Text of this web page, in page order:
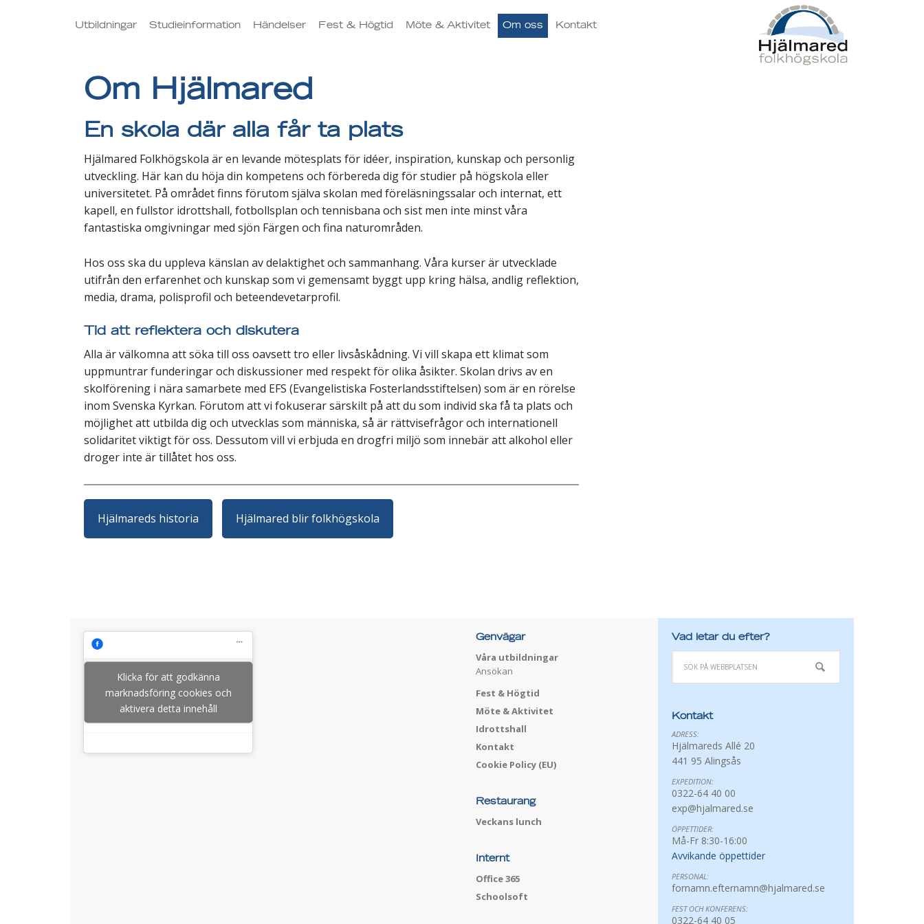
Utbildningar Studieinformation Händelser Fest & Högtid Möte & Aktivitet Om oss Kontakt
Om Hjälmared
En skola där alla får ta plats
Hjälmared Folkhögskola är en levande mötesplats för idéer, inspiration, kunskap och personlig
utveckling. Här kan du höja din kompetens och förbereda dig för studier på högskola eller
universitetet. På området finns förutom själva skolan med föreläsningssalar och internat, ett
kapell, en fullstor idrottshall, fotbollsplan och tennisbana och sist men inte minst våra
fantastiska omgivningar med sjön Färgen och fina naturområden.
Hos oss ska du uppleva känslan av delaktighet och sammanhang. Våra kurser är utvecklade
utifrån den erfarenhet och kunskap som vi gemensamt byggt upp kring hälsa, andlig reflektion,
media, drama, polisprofil och beteendevetarprofil.
Tid att reflektera och diskutera
Alla är välkomna att söka till oss oavsett tro eller livsåskådning. Vi vill skapa ett klimat som
uppmuntrar funderingar och diskussioner med respekt för olika åsikter. Skolan drivs av en
skolförening i nära samarbete med EFS (Evangelistiska Fosterlandsstiftelsen) som är en rörelse
inom Svenska Kyrkan. Förutom att vi fokuserar särskilt på att du som individ ska få ta plats och
möjlighet att utbilda dig och utvecklas som människa, så är rättvisefrågor och internationell
solidaritet viktigt för oss. Dessutom vill vi erbjuda en drogfri miljö som innebär att alkohol eller
droger inte är tillåtet hos oss.
Hjälmareds historia Hjälmared blir folkhögskola
Klicka för att godkänna
marknadsföring cookies och
aktivera detta innehåll
Genvägar
Våra utbildningar
Ansökan
Fest & Högtid
Möte & Aktivitet
Idrottshall
Kontakt
Cookie Policy (EU)
Restaurang
Veckans lunch
Internt
Office 365
Schoolsoft
Vad letar du efter?
Kontakt
ADRESS:
Hjälmareds Allé 20
441 95 Alingsås
EXPEDITION:
0322-64 40 00
exp@hjalmared.se
ÖPPETTIDER:
Må-Fr 8:30-16:00
Avvikande öppettider
PERSONAL:
fornamn.efternamn@hjalmared.se
FEST OCH KONFERENS:
0322-64 40 05